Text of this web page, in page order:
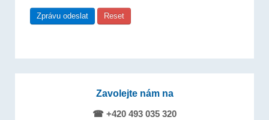
Zavolejte nám na
☎ +420 493 035 320